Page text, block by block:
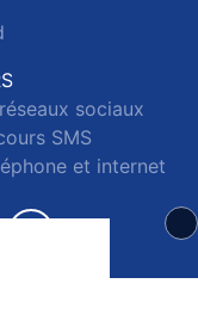
sociaux
SMS
et internet